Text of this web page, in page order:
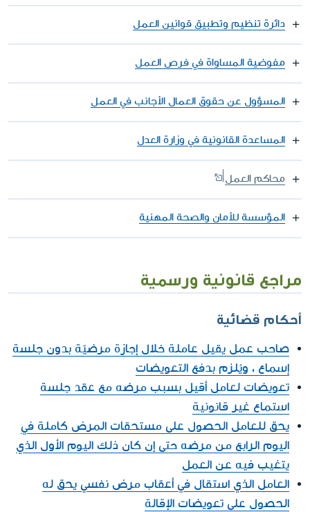
دائرة تنظيم وتطبيق قوانين العمل
مفوضية المساواة في فرص العمل
المسؤول عن حقوق العمال الأجانب في العمل
المساعدة القانونية في وزارة العدل
محاكم العمل
المؤسسة للأمان والصحة المهنية
مراجع قانونية ورسمية
أحكام قضائية
صاحب عمل يقيل عاملة خلال إجازة مرضيّة بدون جلسة
إسماع ، ويُلزم بدفع التعويضات
تعويضات لعامل أقيل بسبب مرضه مع عقد جلسة
استماع غير قانونية
يحق للعامل الحصول على مستحقات المرض كاملة في
اليوم الرابع من مرضه حتى إن كان ذلك اليوم الأول الذي
يتغيب فيه عن العمل
العامل الذي استقال في أعقاب مرض نفسي يحق له
الحصول على تعويضات الإقالة